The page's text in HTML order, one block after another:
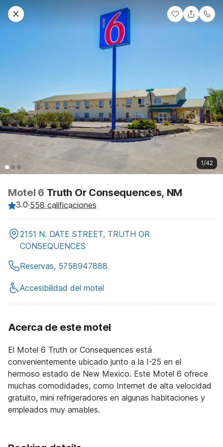
1/42
Motel 6 Truth Or Consequences, NM
3.0·558 calificaciones
2151 N. DATE STREET, TRUTH OR
CONSEQUENCES
Reservas, 5758947888
Accesibilidad del motel
Acerca de este motel
El Motel 6 Truth or Consequences está
convenientemente ubicado junto a la I-25 en el
hermoso estado de New Mexico. Este Motel 6 ofrece
muchas comodidades, como Internet de alta velocidad
gratuito, mini refrigeradores en algunas habitaciones y
empleados muy amables.